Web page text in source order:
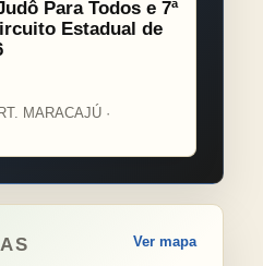
Para Todos e 7ª
Estadual de
MARACAJÚ ·
Ver mapa